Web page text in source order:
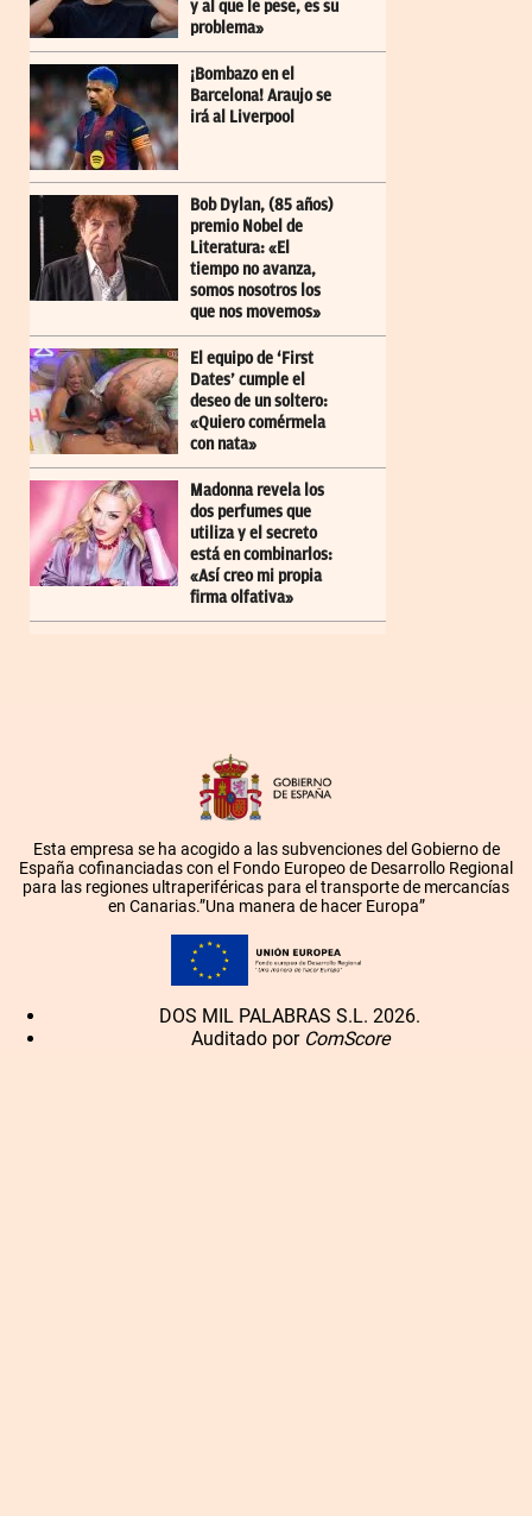
y al que le pese, es su
problema»
¡Bombazo en el
Barcelona! Araujo se
irá al Liverpool
Bob Dylan, (85 años)
premio Nobel de
Literatura: «El
tiempo no avanza,
somos nosotros los
que nos movemos»
El equipo de ‘First
Dates’ cumple el
deseo de un soltero:
«Quiero comérmela
con nata»
Madonna revela los
dos perfumes que
utiliza y el secreto
está en combinarlos:
«Así creo mi propia
firma olfativa»
Esta empresa se ha acogido a las subvenciones del Gobierno de
España cofinanciadas con el Fondo Europeo de Desarrollo Regional
para las regiones ultraperiféricas para el transporte de mercancías
en Canarias.”Una manera de hacer Europa”
DOS MIL PALABRAS S.L. 2026.
Auditado por ComScore